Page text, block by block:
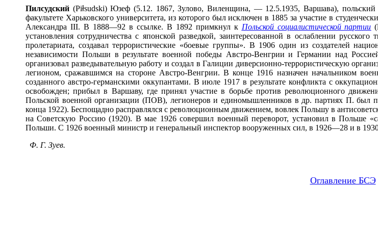
Пилсудский (Piłsudski) Юзеф (5.12. 1867, Зулово, Виленщина, — 12.5.1935, Варшава), польский
факультете Харьковского университета, из которого был исключен в 1885 за участие в
Александра III. В 1888—92 в ссылке. В 1892 примкнул к Польской социалистической партии
установления сотрудничества с японской разведкой, заинтересованной в ослаблении
пролетариата, создавал террористические «боевые группы». В 1906 один из создателей
независимости Польши в результате военной победы Австро-Венгрии и Германии над
организовал разведывательную работу и создал в Галиции диверсионно-террористическую
легионом, сражавшимся на стороне Австро-Венгрии. В конце 1916 назначен начальником
созданного австро-германскими оккупантами. В июле 1917 в результате конфликта с
освобожден; прибыл в Варшаву, где принял участие в борьбе против революционного
Польской военной организации (ПОВ), легионеров и единомышленников в др. партиях П. был
конца 1922). Беспощадно расправлялся с революционным движением, вовлек Польшу в
на Советскую Россию (1920). В мае 1926 совершил военный переворот, установил в Польше
Польши. С 1926 военный министр и генеральный инспектор вооруженных сил, в 1926—28 и в
Ф. Г. Зуев.
Оглавление БСЭ